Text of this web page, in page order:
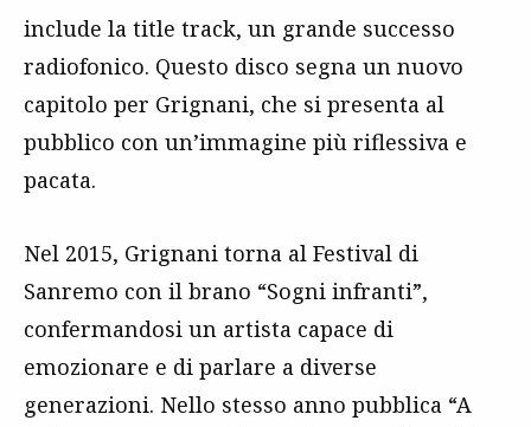
include la title track, un grande successo
radiofonico. Questo disco segna un nuovo
capitolo per Grignani, che si presenta al
pubblico con un’immagine più riflessiva e
pacata.
Nel 2015, Grignani torna al Festival di
Sanremo con il brano “Sogni infranti”,
confermandosi un artista capace di
emozionare e di parlare a diverse
generazioni. Nello stesso anno pubblica “A